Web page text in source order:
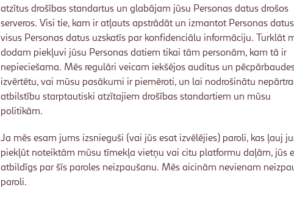
atzītus drošības standartus un glabājam jūsu Personas datus drošos
serveros. Visi tie, kam ir atļauts apstrādāt un izmantot Personas
visus Personas datus uzskatīs par konfidenciālu informāciju. Turklāt
dodam piekļuvi jūsu Personas datiem tikai tām personām, kam tā ir
nepieciešama. Mēs regulāri veicam iekšējos auditus un
izvērtētu, vai mūsu pasākumi ir piemēroti, un lai nodrošinātu
atbilstību starptautiski atzītajiem drošības standartiem un mūsu
politikām.
Ja mēs esam jums izsnieguši (vai jūs esat izvēlējies) paroli, kas ļauj
piekļūt noteiktām mūsu tīmekļa vietņu vai citu platformu daļām, jūs
atbildīgs par šīs paroles neizpaušanu. Mēs aicinām nevienam
paroli.